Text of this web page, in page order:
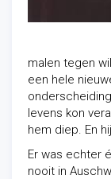
malen tegen
een hele
levens kon
hem diep. En
Er was echter
nooit in